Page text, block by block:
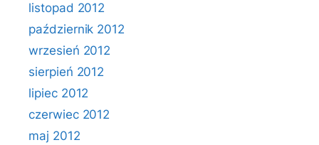
listopad 2012
październik 2012
wrzesień 2012
sierpień 2012
lipiec 2012
czerwiec 2012
maj 2012